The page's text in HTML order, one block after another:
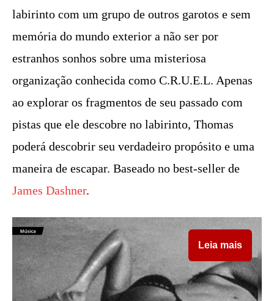
labirinto com um grupo de outros garotos e sem
memória do mundo exterior a não ser por
estranhos sonhos sobre uma misteriosa
organização conhecida como C.R.U.E.L. Apenas
ao explorar os fragmentos de seu passado com
pistas que ele descobre no labirinto, Thomas
poderá descobrir seu verdadeiro propósito e uma
maneira de escapar. Baseado no best-seller de
James Dashner.
Leia mais